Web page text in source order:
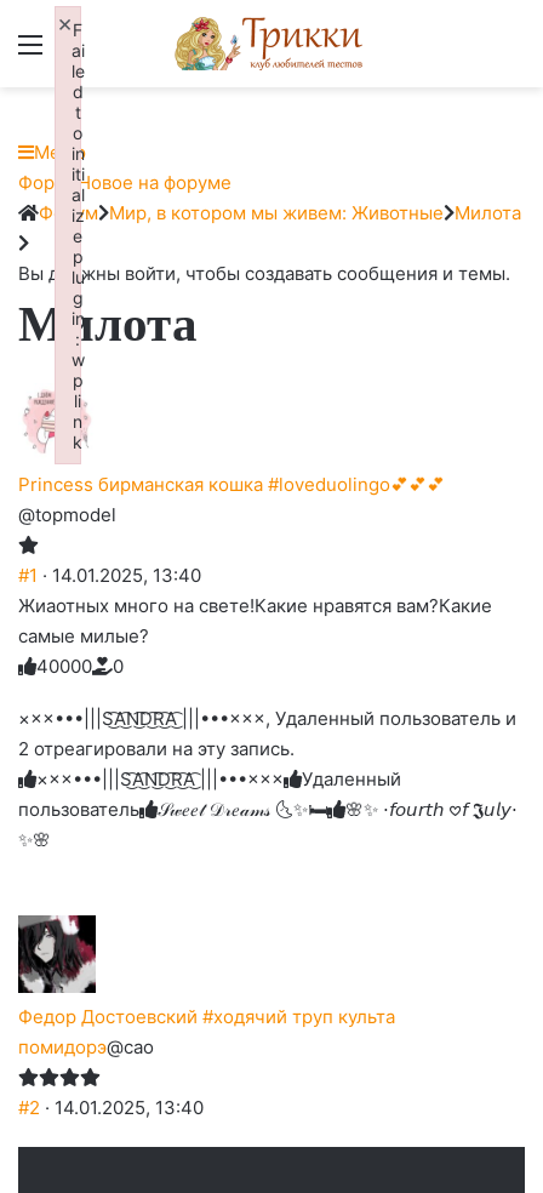
МенюВход
Меню
Навигация
Форума
ФорумНовое на форуме
Форум
breadcrumbs
-
Вы
здесь:
Форум Мир, в котором мы живем: Животные Милота
Вы должны войти, чтобы создавать сообщения и темы.
Милота
Princess бирманская кошка #loveduolingo💕💕💕
@topmodel
#1 · 14.01.2025, 13:40
Жиаотных много на свете!Какие нравятся вам?Какие
самые милые?
Голосуйте
вверх.
4
Нажмите
реакцию:
улыбаюсь
0
Нажмите
реакцию:
смеюсь
до
слез
0
Нажмите
реакцию:
печаль
0
Нажмите
реакцию:
плачу
0
Нажмите
благодарю
0
×××•••|||S͜͡A͜͡N͜͡D͜͡R͜͡A͜͡ |||•••×××, Удаленный пользователь и
2 отреагировали на эту запись.
×××•••|||S͜͡A͜͡N͜͡D͜͡R͜͡A͜͡ |||•••×××
Удаленный
пользователь
𝒮𝓌𝑒𝑒𝓉 𝒟𝓇𝑒𝒶𝓂𝓈 🌜✨🛏️
🌸✨ ⋅𝘧𝘰𝘶𝘳𝘵𝘩 𖹭𝘧 𝕵𝘶𝘭𝘺⋅
✨🌸
Федор Достоевский #ходячий труп культа
помидорэ@cao
#2 · 14.01.2025, 13:40
F
ai
le
d
t
o
in
iti
al
iz
e
p
lu
g
in
:
w
p
li
n
k
×
Failed to initialize plugin: wplink